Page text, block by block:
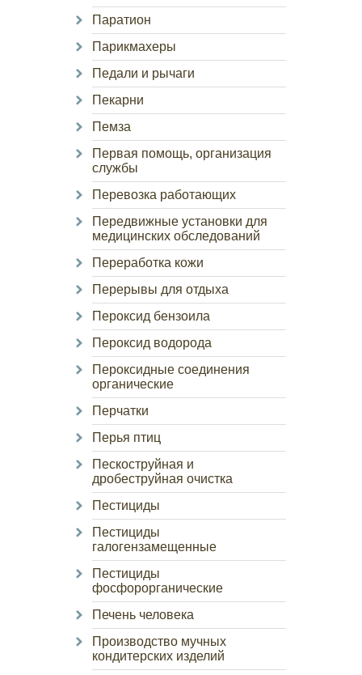
Паратион
Парикмахеры
Педали и рычаги
Пекарни
Пемза
Первая помощь, организация
службы
Перевозка работающих
Передвижные установки для
медицинских обследований
Переработка кожи
Перерывы для отдыха
Пероксид бензоила
Пероксид водорода
Пероксидные соединения
органические
Перчатки
Перья птиц
Пескоструйная и
дробеструйная очистка
Пестициды
Пестициды
галогензамещенные
Пестициды
фосфорорганические
Печень человека
Производство мучных
кондитерских изделий